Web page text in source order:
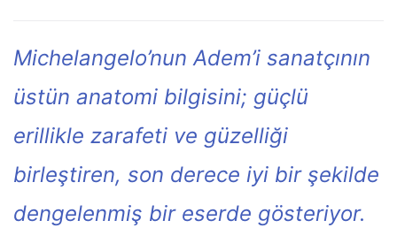
Michelangelo’nun Adem’i sanatçının
üstün anatomi bilgisini; güçlü
erillikle zarafeti ve güzelliği
birleştiren, son derece iyi bir şekilde
dengelenmiş bir eserde gösteriyor.